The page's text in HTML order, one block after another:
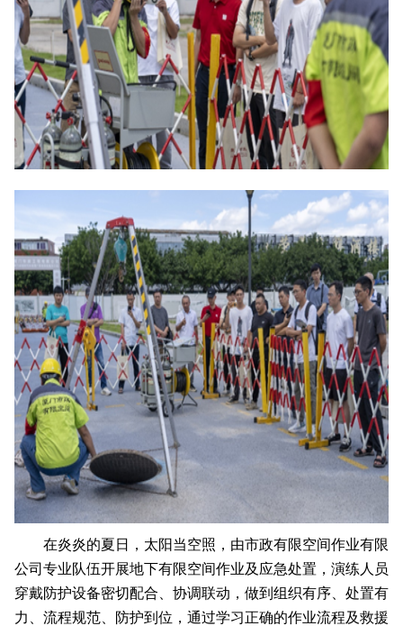
在炎炎的夏日，太阳当空照，由市政有限空间作业有限
公司专业队伍开展地下有限空间作业及应急处置，演练人员
穿戴防护设备密切配合、协调联动，做到组织有序、处置有
力、流程规范、防护到位，通过学习正确的作业流程及救援